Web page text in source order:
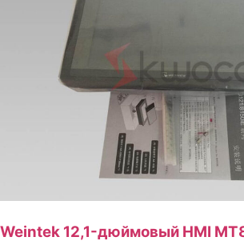
Weintek 12,1-дюймовый HMI